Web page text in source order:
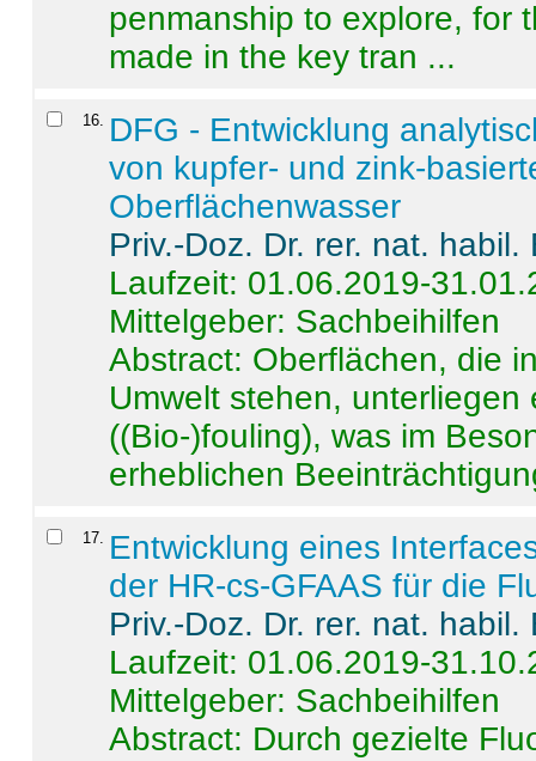
penmanship to explore, for
made in the key tran ...
16
DFG - Entwicklung
von kupfer- und zink-
Oberflächenwasser
Priv.-Doz. Dr. rer. nat.
Laufzeit: 01.06.2019-
Mittelgeber: Sachbeihilfen
Abstract: Oberflächen, die
Umwelt stehen,
((Bio-)fouling), was im
erheblichen
17
Entwicklung eines
der HR-cs-GFAAS für die
Priv.-Doz. Dr. rer. nat.
Laufzeit: 01.06.2019-
Mittelgeber: Sachbeihilfen
Abstract: Durch gezielte